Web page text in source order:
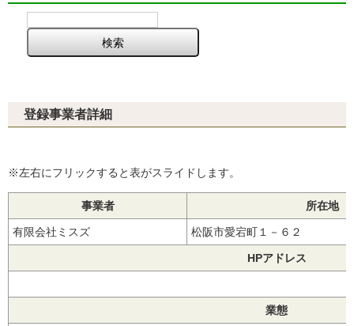
登録事業者詳細
※左右にフリックすると表がスライドします。
事業者 所在地
有限会社ミスズ 松阪市愛宕町１－６２
HPアドレス
業態